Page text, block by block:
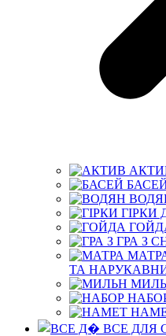
ГІРКИ
ГРА З
ТА
ВСЕ ДЛЯ